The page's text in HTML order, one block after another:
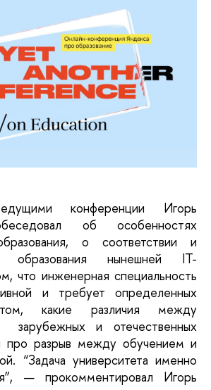
конференции Игорь
об особенностях
о соответствии и
образования нынешней IT-
что инженерная специальность
и требует определенных
какие различия между
зарубежных и отечественных
про разрыв между обучением и
“Задача университета именно
— прокомментировал Игорь